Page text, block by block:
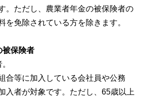
。ただし、農業者年金の被保険者の
を免除されている方を除きます。
被保険者
合等に加入している会社員や公務
入者が対象です。ただし、65歳以上